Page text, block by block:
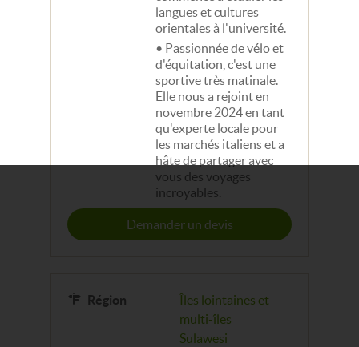
langues et cultures
orientales à l'université.
Passionnée de vélo et
d'équitation, c'est une
sportive très matinale.
Elle nous a rejoint en
novembre 2024 en tant
qu'experte locale pour
les marchés italiens et a
hâte de partager avec
vous des voyages
incroyables.
Demander un devis
Région
Îles lointaines et
multi-îles
Sulawesi